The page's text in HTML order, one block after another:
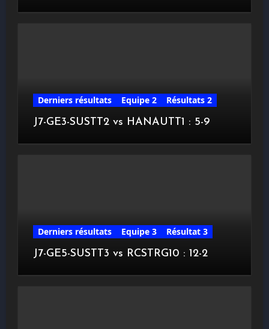
Derniers résultats Equipe 2
Résultats 2
J7-GE3-SUSTT2 vs HANAUTT1 : 5-9
Derniers résultats Equipe 3
Résultat 3
J7-GE5-SUSTT3 vs RCSTRG10 : 12-2